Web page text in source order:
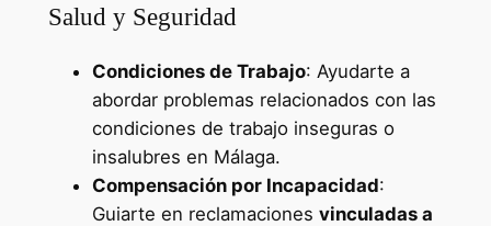
Salud y Seguridad
Condiciones de Trabajo: Ayudarte a
abordar problemas relacionados con las
condiciones de trabajo inseguras o
insalubres en Málaga.
Compensación por Incapacidad:
Guiarte en reclamaciones vinculadas a